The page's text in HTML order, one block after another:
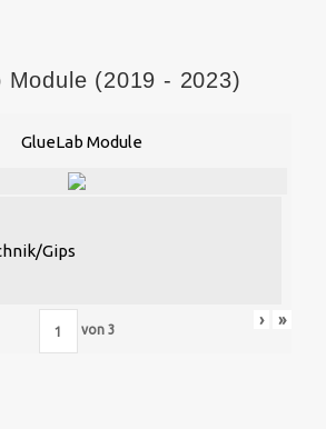
Module (2019 - 2023)
GlueLab Module
Gips
von 3
› »